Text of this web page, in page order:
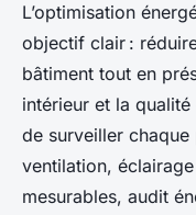
L’optimisation
objectif clair :
bâtiment tout en
intérieur et la qualité
de surveiller
ventilation,
mesurables, audit